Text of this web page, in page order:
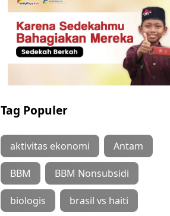
Tag Populer
aktivitas ekonomi Antam
BBM BBM Nonsubsidi
biologis brasil vs haiti